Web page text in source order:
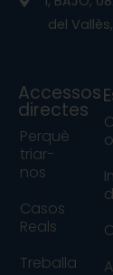
del
Accessos
directes
Perquè
triar-
nos
Casos
Reals
Treballa